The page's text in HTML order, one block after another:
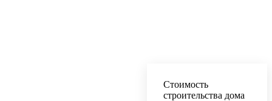
Стоимость
строительства дома